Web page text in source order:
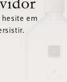
em